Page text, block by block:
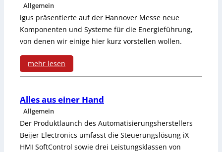
T
e
m
p
e
r
a
t
u
c
h
t
e
b
e
ü
h
Allgemein
igus präsentierte auf der Hannover Messe neue
Komponenten und Systeme für die Energieführung,
von denen wir einige hier kurz vorstellen wollen.
mehr lesen
:
F
e
Alles aus einer Hand
Allgemein
Der Produktlaunch des Automatisierungsherstellers
Beijer Electronics umfasst die Steuerungslösung iX
HMI SoftControl sowie drei Leistungsklassen von